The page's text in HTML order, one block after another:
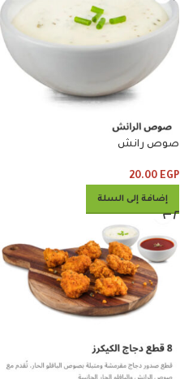
صوص رانش
20.00 EGP
إضافة إلى السلة